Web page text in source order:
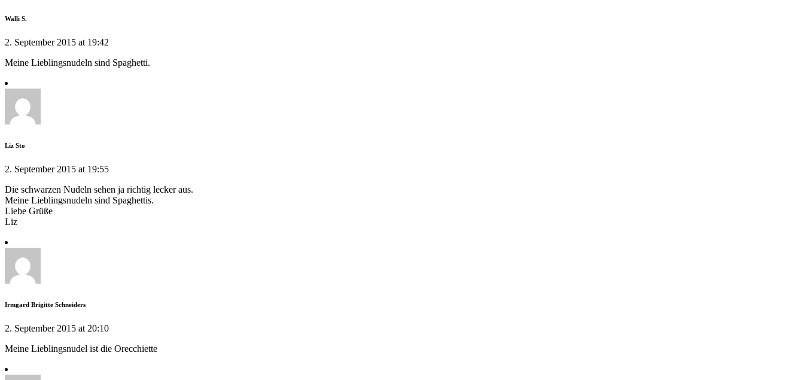
Walli S.
2. September 2015 at 19:42
Meine Lieblingsnudeln sind Spaghetti.
Liz Sto
2. September 2015 at 19:55
Die schwarzen Nudeln sehen ja richtig lecker aus.
Meine Lieblingsnudeln sind Spaghettis.
Liebe Grüße
Liz
Irmgard Brigitte Schneiders
2. September 2015 at 20:10
Meine Lieblingsnudel ist die Orecchiette